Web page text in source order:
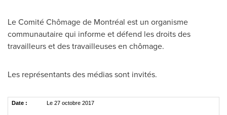
Le Comité Chômage de Montréal est un organisme
communautaire qui informe et défend les droits des
travailleurs et des travailleuses en chômage.
Les représentants des médias sont invités.
Date : Le 27 octobre 2017